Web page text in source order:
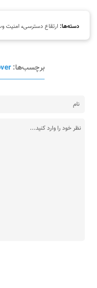
دسته‌ها: ارتقاع دسترسی، امنیت
برچسب‌ها: